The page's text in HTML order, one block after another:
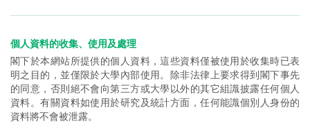
個人資料的收集、使用及處理
閣下於本網站所提供的個人資料，這些資料僅被使用於收集時已表
明之目的，並僅限於大學內部使用。除非法律上要求得到閣下事先
的同意，否則絕不會向第三方或大學以外的其它組識披露任何個人
資料。有關資料如使用於研究及統計方面，任何能識個別人身份的
資料將不會被泄露。